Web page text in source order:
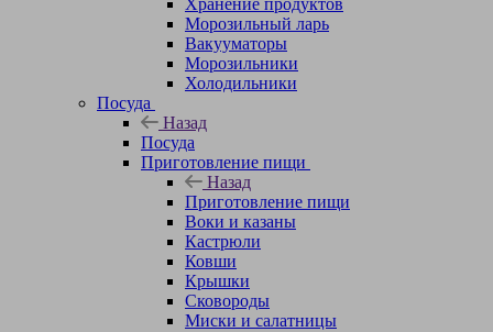
Хранение продуктов
Морозильный ларь
Вакууматоры
Морозильники
Холодильники
Посуда
Назад
Посуда
Приготовление пищи
Назад
Приготовление пищи
Воки и казаны
Кастрюли
Ковши
Крышки
Сковороды
Миски и салатницы